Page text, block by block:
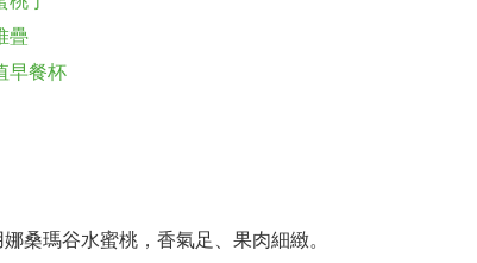
疊
早餐杯
桑瑪谷水蜜桃，香氣足、果肉細緻。